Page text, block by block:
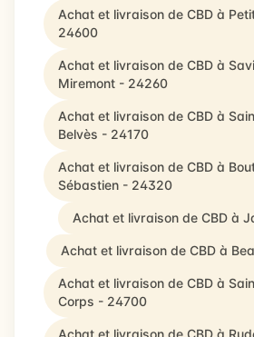
Achat et livraison de CBD à
24600
Achat et livraison de CBD à
Miremont - 24260
Achat et livraison de CBD à
Belvès - 24170
Achat et livraison de CBD à
Sébastien - 24320
Achat et livraison de CBD à
Achat et livraison de CBD à
Achat et livraison de CBD à
Corps - 24700
Achat et livraison de CBD à